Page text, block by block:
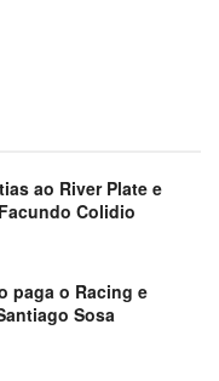
ao River Plate e
Colidio
paga o Racing e
Sosa